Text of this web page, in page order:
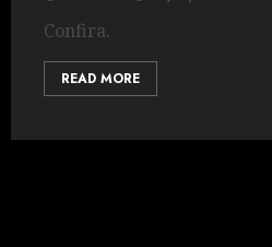
Confira.
READ MORE